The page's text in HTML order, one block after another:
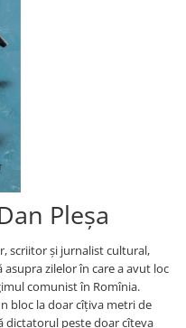
Pleșa
scriitor și jurnalist cultural,
zilelor în care a avut loc
comunist în Romînia.
bloc la doar cîțiva metri de
dictatorul peste doar cîteva